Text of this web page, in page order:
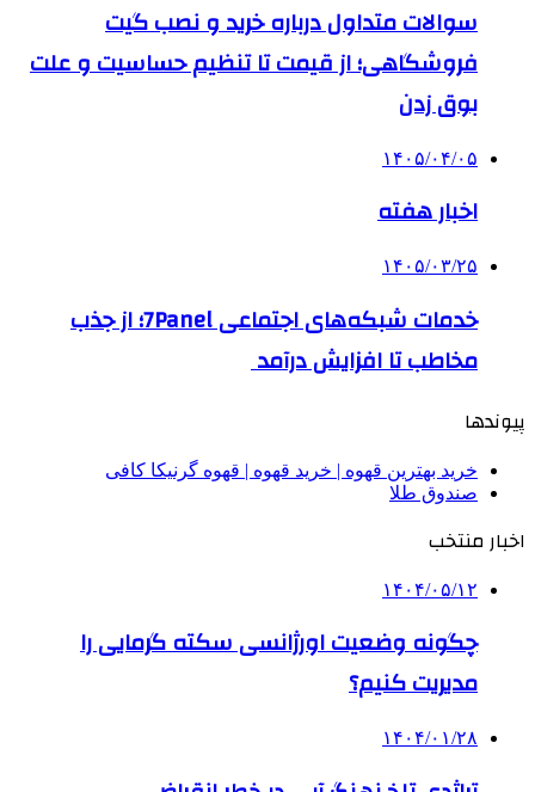
سوالات متداول درباره خرید و نصب گیت
فروشگاهی؛ از قیمت تا تنظیم حساسیت و علت
بوق زدن
۱۴۰۵/۰۴/۰۵
اخبار هفته
۱۴۰۵/۰۳/۲۵
خدمات شبکه‌های اجتماعی 7Panel؛ از جذب
مخاطب تا افزایش درآمد
پیوندها
خرید بهترین قهوه | خرید قهوه | قهوه گرنیکا کافی
صندوق طلا
اخبار منتخب
۱۴۰۴/۰۵/۱۲
چگونه وضعیت اورژانسی سکته گرمایی را
مدیریت کنیم؟
۱۴۰۴/۰۱/۲۸